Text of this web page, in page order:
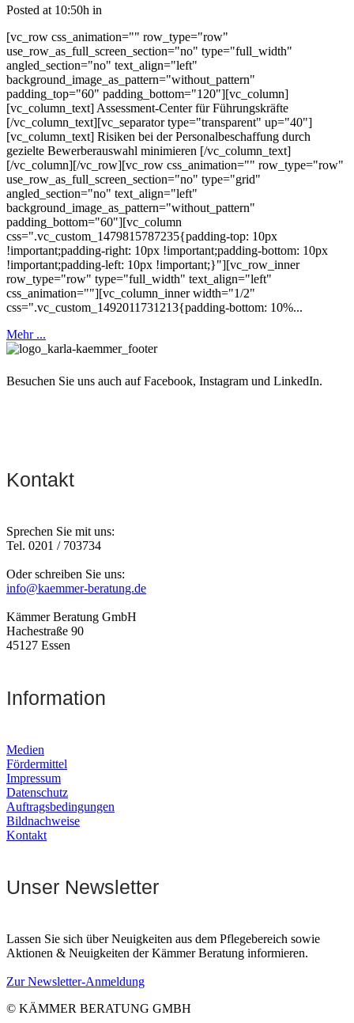
Posted at 10:50h in
[vc_row css_animation="" row_type="row"
use_row_as_full_screen_section="no" type="full_width"
angled_section="no" text_align="left"
background_image_as_pattern="without_pattern"
padding_top="60" padding_bottom="120"][vc_column]
[vc_column_text] Assessment-Center für Führungskräfte
[/vc_column_text][vc_separator type="transparent" up="40"]
[vc_column_text] Risiken bei der Personalbeschaffung durch
gezielte Bewerberauswahl minimieren [/vc_column_text]
[/vc_column][/vc_row][vc_row css_animation="" row_type="row"
use_row_as_full_screen_section="no" type="grid"
angled_section="no" text_align="left"
background_image_as_pattern="without_pattern"
padding_bottom="60"][vc_column
css=".vc_custom_1479815787235{padding-top: 10px
!important;padding-right: 10px !important;padding-bottom: 10px
!important;padding-left: 10px !important;}"][vc_row_inner
row_type="row" type="full_width" text_align="left"
css_animation=""][vc_column_inner width="1/2"
css=".vc_custom_1492011731213{padding-bottom: 10%...
Mehr ...
Besuchen Sie uns auch auf Facebook, Instagram und LinkedIn.
Kontakt
Sprechen Sie mit uns:
Tel. 0201 / 703734
Oder schreiben Sie uns:
info@kaemmer-beratung.de
Kämmer Beratung GmbH
Hachestraße 90
45127 Essen
Information
Medien
Fördermittel
Impressum
Datenschutz
Auftragsbedingungen
Bildnachweise
Kontakt
Unser Newsletter
Lassen Sie sich über Neuigkeiten aus dem Pflegebereich sowie
Aktionen & Neuigkeiten der Kämmer Beratung informieren.
Zur Newsletter-Anmeldung
© KÄMMER BERATUNG GMBH